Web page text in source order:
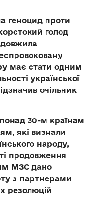
геноцид проти
голод
має стати одним
української
очільник
30-м країнам
які визнали
народу,
продовження
МЗС дано
з партнерами
резолюцій